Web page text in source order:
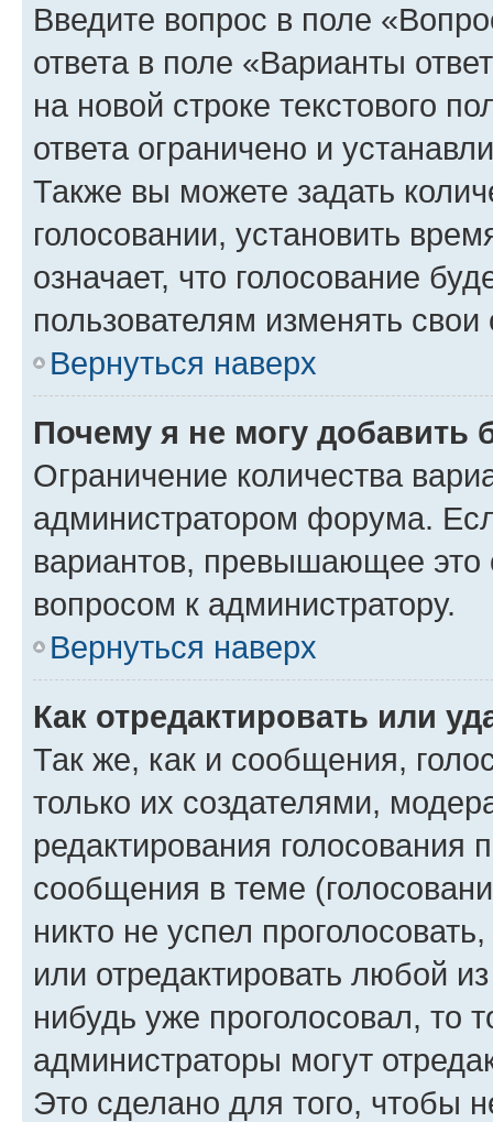
Введите вопрос в поле
ответа в поле «Варианты
на новой строке текстового
ответа ограничено и
Также вы можете задать
голосовании, установить
означает, что голосование
пользователям изменять свои
Вернуться наверх
Почему я не могу добавить
Ограничение количества
администратором форума.
вариантов, превышающее это
вопросом к администратору.
Вернуться наверх
Как отредактировать или
Так же, как и сообщения,
только их создателями,
редактирования голосования
сообщения в теме
никто не успел
или отредактировать любой
нибудь уже проголосовал, то
администраторы могут
Это сделано для того, чтобы